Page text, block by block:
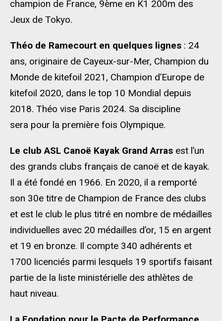
champion de France, 9ème en K1 200m des
Jeux de Tokyo.
Théo de Ramecourt en quelques lignes : 24
ans, originaire de Cayeux-sur-Mer, Champion du
Monde de kitefoil 2021, Champion d’Europe de
kitefoil 2020, dans le top 10 Mondial depuis
2018. Théo vise Paris 2024. Sa discipline
sera pour la première fois Olympique.
Le club ASL Canoë Kayak Grand Arras est l’un
des grands clubs français de canoë et de kayak.
Il a été fondé en 1966. En 2020, il a remporté
son 30e titre de Champion de France des clubs
et est le club le plus titré en nombre de médailles
individuelles avec 20 médailles d’or, 15 en argent
et 19 en bronze. Il compte 340 adhérents et
1700 licenciés parmi lesquels 19 sportifs faisant
partie de la liste ministérielle des athlètes de
haut niveau.